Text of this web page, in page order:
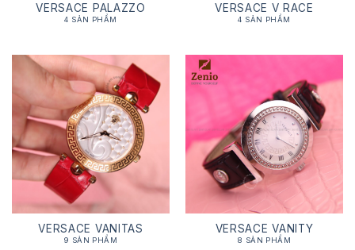
VERSACE PALAZZO
4 SẢN PHẨM
VERSACE V RACE
4 SẢN PHẨM
VERSACE VANITAS
9 SẢN PHẨM
VERSACE VANITY
8 SẢN PHẨM